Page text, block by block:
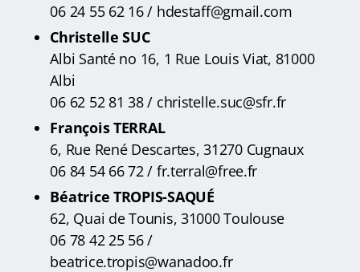
06 24 55 62 16/ hdestaff@gmail.com
Christelle SUC
Albi Santé no 16, 1 Rue Louis Viat, 81000
Albi
06 62 52 81 38 / christelle.suc@sfr.fr
François TERRAL
6, Rue René Descartes, 31270 Cugnaux
06 84 54 66 72 / fr.terral@free.fr
Béatrice TROPIS-SAQUÉ
62, Quai de Tounis, 31000 Toulouse
06 78 42 25 56 /
beatrice.tropis@wanadoo.fr